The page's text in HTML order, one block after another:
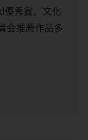
秀賞、文化
会推薦作品多